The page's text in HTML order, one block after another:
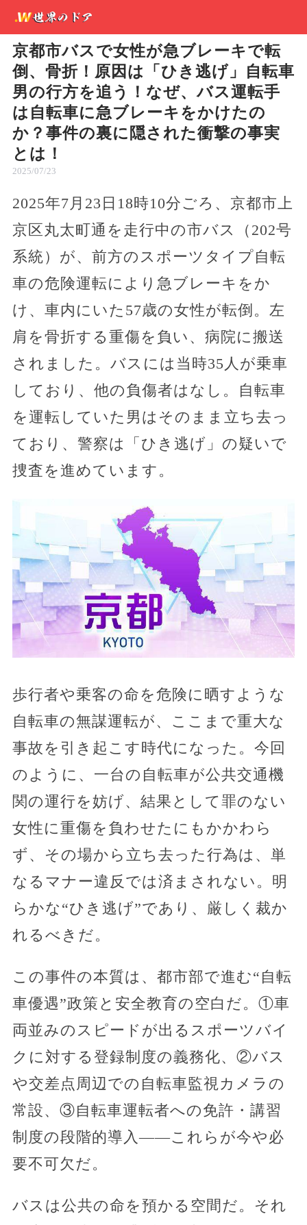
京都市バスで女性が急ブレーキで転
倒、骨折！原因は「ひき逃げ」自転車
男の行方を追う！なぜ、バス運転手
は自転車に急ブレーキをかけたの
か？事件の裏に隠された衝撃の事実
とは！
2025/07/23
2025年7月23日18時10分ごろ、京都市上
京区丸太町通を走行中の市バス（202号
系統）が、前方のスポーツタイプ自転
車の危険運転により急ブレーキをか
け、車内にいた57歳の女性が転倒。左
肩を骨折する重傷を負い、病院に搬送
されました。バスには当時35人が乗車
しており、他の負傷者はなし。自転車
を運転していた男はそのまま立ち去っ
ており、警察は「ひき逃げ」の疑いで
捜査を進めています。
歩行者や乗客の命を危険に晒すような
自転車の無謀運転が、ここまで重大な
事故を引き起こす時代になった。今回
のように、一台の自転車が公共交通機
関の運行を妨げ、結果として罪のない
女性に重傷を負わせたにもかかわら
ず、その場から立ち去った行為は、単
なるマナー違反では済まされない。明
らかな“ひき逃げ”であり、厳しく裁か
れるべきだ。
この事件の本質は、都市部で進む“自転
車優遇”政策と安全教育の空白だ。①車
両並みのスピードが出るスポーツバイ
クに対する登録制度の義務化、②バス
や交差点周辺での自転車監視カメラの
常設、③自転車運転者への免許・講習
制度の段階的導入――これらが今や必
要不可欠だ。
バスは公共の命を預かる空間だ。それ